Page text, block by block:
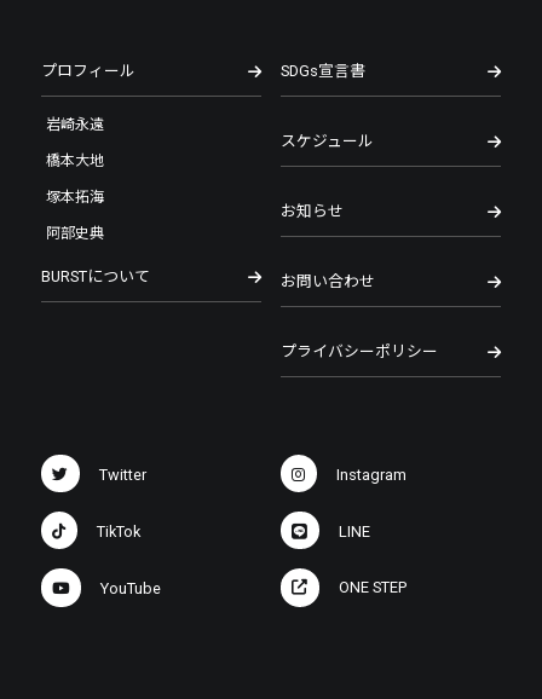
プロフィール
岩崎永遠
橋本大地
塚本拓海
阿部史典
BURSTについて
SDGs宣言書
スケジュール
お知らせ
お問い合わせ
プライバシーポリシー
Twitter Instagram
TikTok LINE
YouTube ONE STEP